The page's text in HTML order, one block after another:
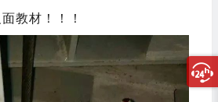
教材！！！